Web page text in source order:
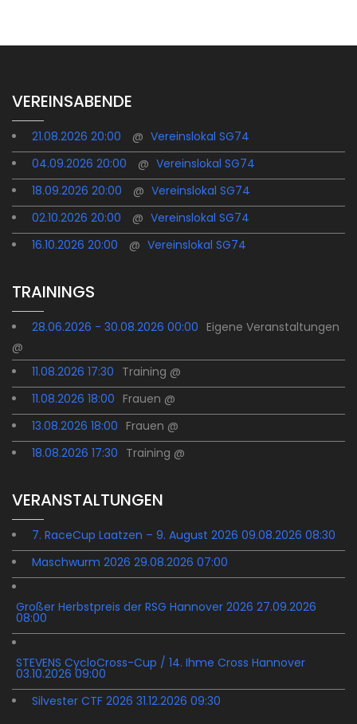
VEREINSABENDE
21.08.2026 20:00 @ Vereinslokal SG74
04.09.2026 20:00
@ Vereinslokal SG74
18.09.2026 20:00
@ Vereinslokal SG74
02.10.2026 20:00
@ Vereinslokal SG74
16.10.2026 20:00
@ Vereinslokal SG74
TRAININGS
28.06.2026 - 30.08.2026 00:00 Eigene Veranstaltungen
@
11.08.2026 17:30 Training @
11.08.2026 18:00 Frauen @
13.08.2026 18:00 Frauen @
18.08.2026 17:30 Training @
VERANSTALTUNGEN
7. RaceCup Laatzen – 9. August 2026 09.08.2026 08:30
Maschwurm 2026 29.08.2026 07:00
Großer Herbstpreis der RSG Hannover 2026 27.09.2026
08:00
STEVENS CycloCross-Cup / 14. Ihme Cross Hannover
03.10.2026 09:00
Silvester CTF 2026 31.12.2026 09:30